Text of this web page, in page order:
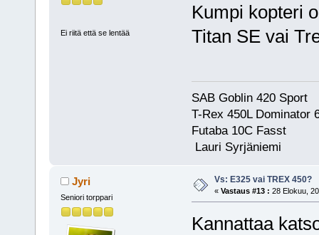
Ei riitä että se lentää
Kumpi kopteri
Titan SE vai
SAB Goblin 420 Sport
T-Rex 450L Dominator
Lauri Syrjäniemi
Jyri
Seniori torppari
Vs: E325 vai TREX 450?
« Vastaus #13 : 28 Elokuu,
Kannattaa